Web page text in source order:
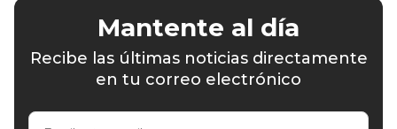
Mantente al día
Recibe las últimas noticias directamente
en tu correo electrónico
Escribe